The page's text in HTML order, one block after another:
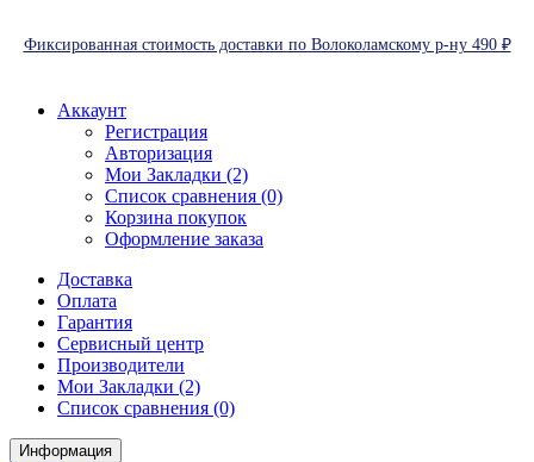
Фиксированная стоимость доставки по Волоколамскому р-ну 490 ₽
Аккаунт
Регистрация
Авторизация
Мои Закладки (2)
Список сравнения (0)
Корзина покупок
Оформление заказа
Доставка
Оплата
Гарантия
Сервисный центр
Производители
Мои Закладки (2)
Список сравнения (0)
Информация